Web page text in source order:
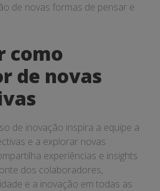
de novas formas de pensar e
como
de novas
de inovação inspira a equipe a
e a explorar novas
experiências e insights
dos colaboradores,
e a inovação em todas as